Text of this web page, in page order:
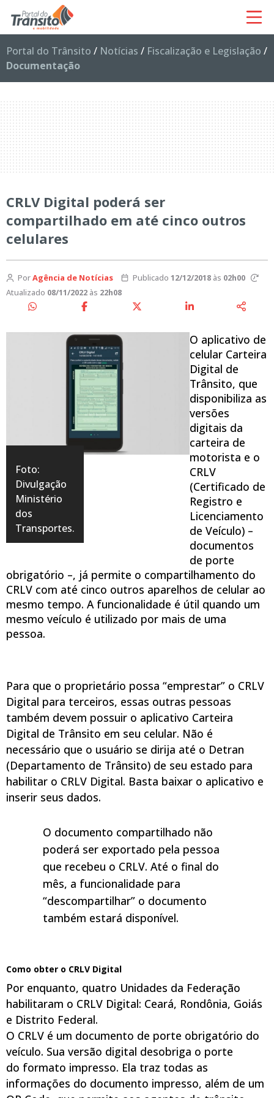
Portal do Trânsito / Notícias / Fiscalização e Legislação /
Documentação
CRLV Digital poderá ser
compartilhado em até cinco outros
celulares
PorAgência de Notícias Publicado 12/12/2018às 02h00
Atualizado 08/11/2022 às 22h08
Foto:
Divulgação
Ministério
dos
Transportes.
O aplicativo de
celular Carteira
Digital de
Trânsito, que
disponibiliza as
versões
digitais da
carteira de
motorista e o
CRLV
(Certificado de
Registro e
Licenciamento
de Veículo) –
documentos
de porte
obrigatório –, já permite o compartilhamento do
CRLV com até cinco outros aparelhos de celular ao
mesmo tempo. A funcionalidade é útil quando um
mesmo veículo é utilizado por mais de uma
pessoa.
Para que o proprietário possa “emprestar” o CRLV
Digital para terceiros, essas outras pessoas
também devem possuir o aplicativo Carteira
Digital de Trânsito em seu celular. Não é
necessário que o usuário se dirija até o Detran
(Departamento de Trânsito) de seu estado para
habilitar o CRLV Digital. Basta baixar o aplicativo e
inserir seus dados.
O documento compartilhado não
poderá ser exportado pela pessoa
que recebeu o CRLV. Até o final do
mês, a funcionalidade para
“descompartilhar” o documento
também estará disponível.
Como obter o CRLV Digital
Por enquanto, quatro Unidades da Federação
habilitaram o CRLV Digital: Ceará, Rondônia, Goiás
e Distrito Federal.
O CRLV é um documento de porte obrigatório do
veículo. Sua versão digital desobriga o porte
do formato impresso. Ela traz todas as
informações do documento impresso, além de um